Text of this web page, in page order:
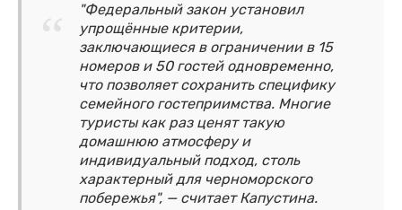
"Федеральный закон установил
упрощённые критерии,
заключающиеся в ограничении в 15
номеров и 50 гостей одновременно,
что позволяет сохранить специфику
семейного гостеприимства. Многие
туристы как раз ценят такую
домашнюю атмосферу и
индивидуальный подход, столь
характерный для черноморского
побережья", — считает Капустина.